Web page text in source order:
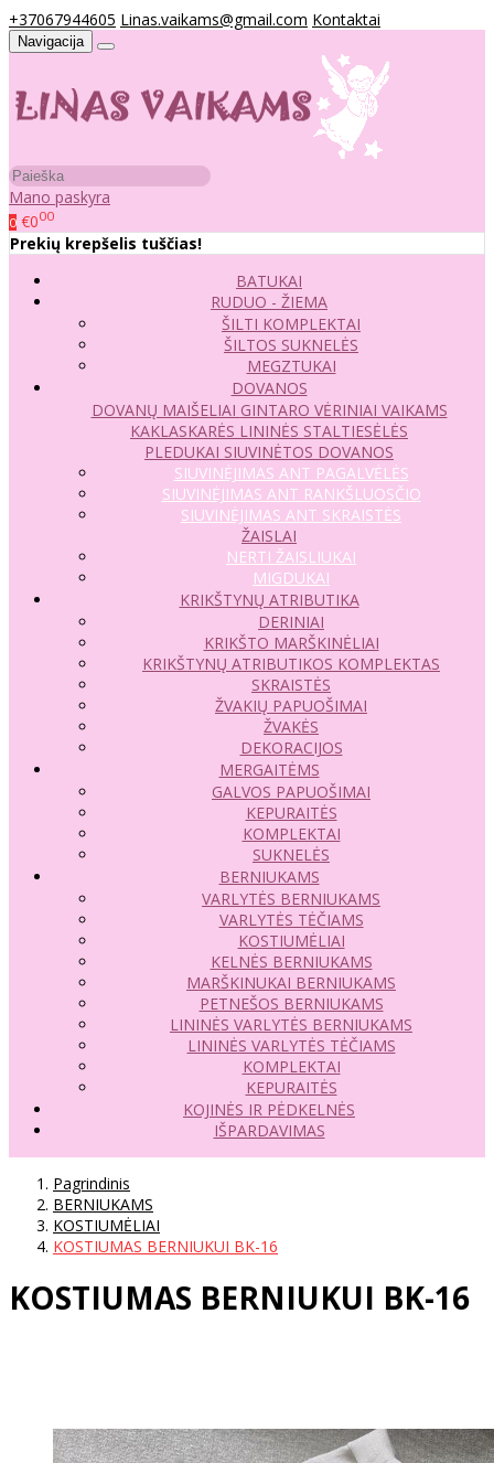
+37067944605 Linas.vaikams@gmail.com Kontaktai
Navigacija
Mano paskyra
0 €000
Prekių krepšelis tuščias!
BATUKAI
RUDUO - ŽIEMA
ŠILTI KOMPLEKTAI
ŠILTOS SUKNELĖS
MEGZTUKAI
DOVANOS
DOVANŲ MAIŠELIAI GINTARO VĖRINIAI VAIKAMS
KAKLASKARĖS LININĖS STALTIESĖLĖS
PLEDUKAI SIUVINĖTOS DOVANOS
SIUVINĖJIMAS ANT PAGALVĖLĖS
SIUVINĖJIMAS ANT RANKŠLUOSČIO
SIUVINĖJIMAS ANT SKRAISTĖS
ŽAISLAI
NERTI ŽAISLIUKAI
MIGDUKAI
KRIKŠTYNŲ ATRIBUTIKA
DERINIAI
KRIKŠTO MARŠKINĖLIAI
KRIKŠTYNŲ ATRIBUTIKOS KOMPLEKTAS
SKRAISTĖS
ŽVAKIŲ PAPUOŠIMAI
ŽVAKĖS
DEKORACIJOS
MERGAITĖMS
GALVOS PAPUOŠIMAI
KEPURAITĖS
KOMPLEKTAI
SUKNELĖS
BERNIUKAMS
VARLYTĖS BERNIUKAMS
VARLYTĖS TĖČIAMS
KOSTIUMĖLIAI
KELNĖS BERNIUKAMS
MARŠKINUKAI BERNIUKAMS
PETNEŠOS BERNIUKAMS
LININĖS VARLYTĖS BERNIUKAMS
LININĖS VARLYTĖS TĖČIAMS
KOMPLEKTAI
KEPURAITĖS
KOJINĖS IR PĖDKELNĖS
IŠPARDAVIMAS
Pagrindinis
BERNIUKAMS
KOSTIUMĖLIAI
KOSTIUMAS BERNIUKUI BK-16
KOSTIUMAS BERNIUKUI BK-16